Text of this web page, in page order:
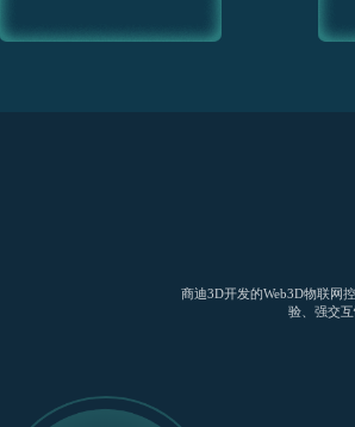
商迪3D开发的Web3D物联网
验、强交